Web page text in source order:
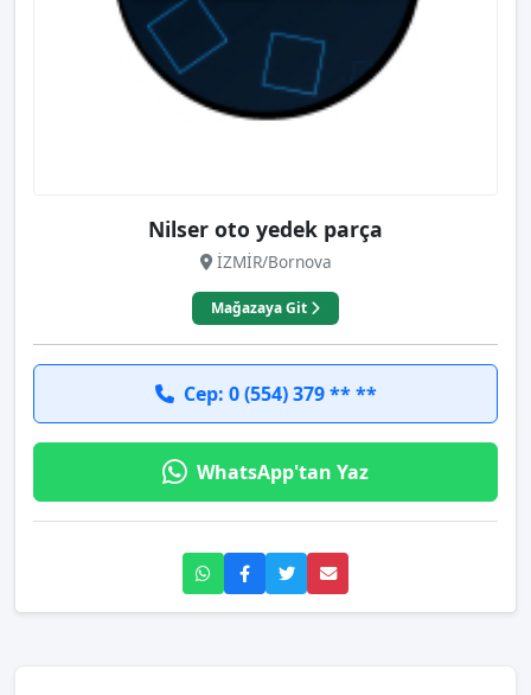
Nilser oto yedek parça
İZMİR/Bornova
Mağazaya Git
Cep: 0 (554) 379 ** **
WhatsApp'tan Yaz